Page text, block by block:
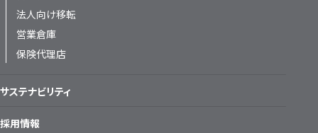
法人向け移転
営業倉庫
保険代理店
サステナビリティ
採用情報